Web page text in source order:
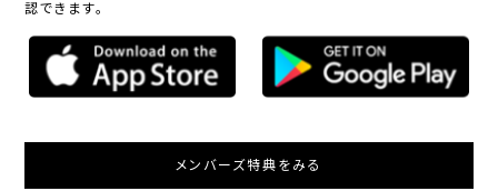
認できます。
メンバーズ特典をみる